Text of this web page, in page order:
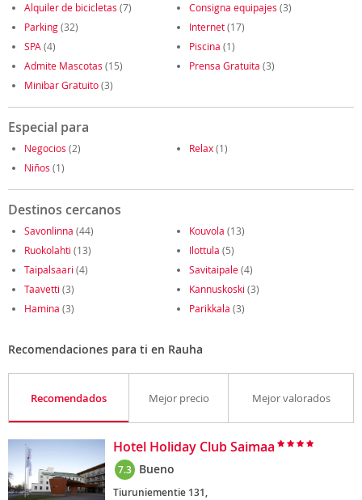
Alquiler de bicicletas (7) Consigna equipajes (3)
Parking(32) Internet(17)
SPA (4) Piscina (1)
Admite Mascotas (15) Prensa Gratuita (3)
Minibar Gratuito(3)
Especial para
Negocios (2) Relax(1)
Niños (1)
Destinos cercanos
Savonlinna (44) Kouvola (13)
Ruokolahti (13) Ilottula (5)
Taipalsaari (4) Savitaipale(4)
Taavetti (3) Kannuskoski (3)
Hamina (3) Parikkala (3)
Recomendaciones para ti en Rauha
Recomendados Mejor precio Mejor valorados
Hotel Holiday Club Saimaa
7.3 Bueno
Tiuruniementie 131,